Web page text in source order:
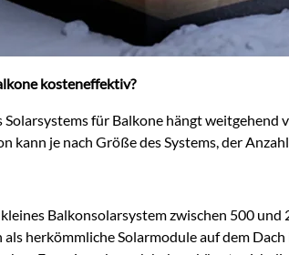
kosteneffektiv?
für Balkone hängt
kann je nach Größe des Systems, der
Balkonsolarsystem zwischen 500
herkömmliche Solarmodule auf dem